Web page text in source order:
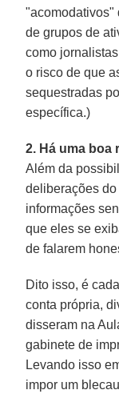
"acomodativos"
de grupos de
como
o risco de que
sequestradas
específica.)
2. Há uma boa
Além da
deliberações
informações
que eles se
de falarem
Dito isso, é
conta própria,
disseram na
gabinete de
Levando isso
impor um